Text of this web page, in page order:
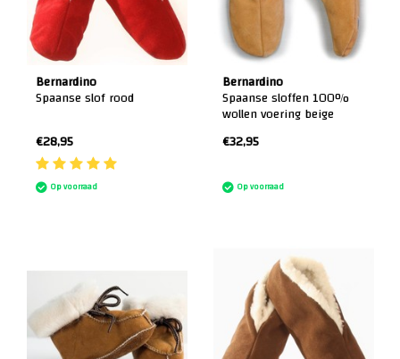
Bernardino
Spaanse slof rood
€28,95
Op voorraad
Bernardino
Spaanse sloffen 100%
wollen voering beige
€32,95
Op voorraad